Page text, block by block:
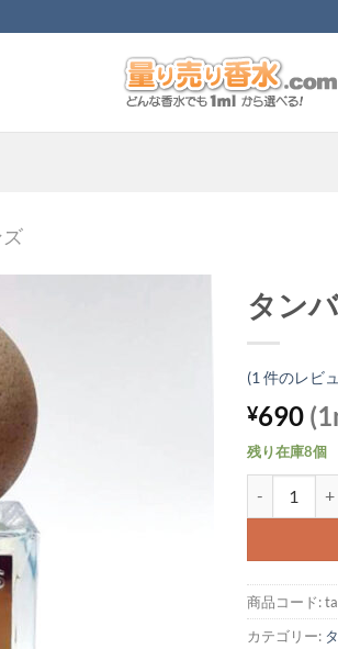
タン
(1 件のレビ
¥690
残り在庫8個
商品コード:
カテゴリー: